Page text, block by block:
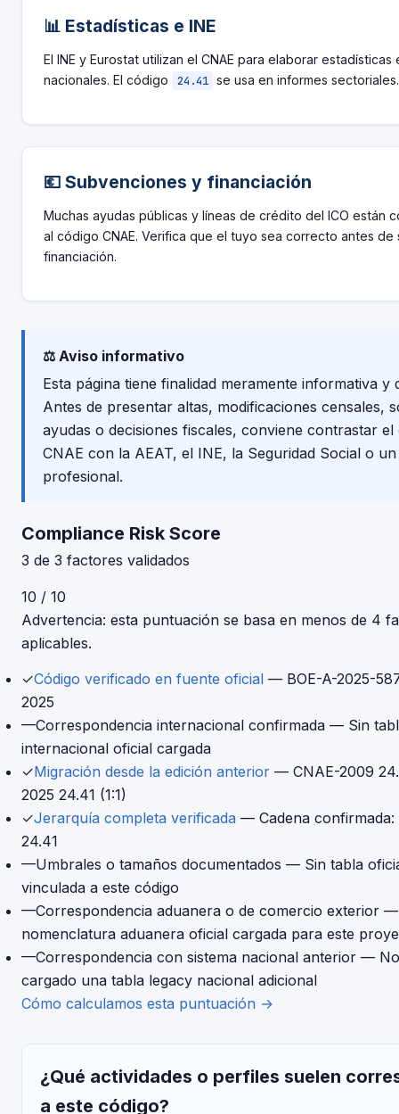
📊 Estadísticas e INE
El INE y Eurostat utilizan el CNAE para elaborar estadísticas
nacionales. El código
24.41 se usa en informes sectoriales.
💶 Subvenciones y financiación
Muchas ayudas públicas y líneas de crédito del ICO están
al código CNAE. Verifica que el tuyo sea correcto antes de
financiación.
⚖️ Aviso informativo
Esta página tiene finalidad meramente informativa y
Antes de presentar altas, modificaciones censales,
ayudas o decisiones fiscales, conviene contrastar el
CNAE con la AEAT, el INE, la Seguridad Social o
profesional.
Compliance Risk Score
3 de 3 factores validados
10 / 10
Advertencia: esta puntuación se basa en menos de 4
aplicables.
✓Código verificado en fuente oficial — BOE-A-2025-
2025
—Correspondencia internacional confirmada — Sin
internacional oficial cargada
✓Migración desde la edición anterior — CNAE-2009
2025 24.41 (1:1)
✓Jerarquía completa verificada — Cadena
24.41
—Umbrales o tamaños documentados — Sin tabla
vinculada a este código
—Correspondencia aduanera o de comercio exterior —
nomenclatura aduanera oficial cargada para este
—Correspondencia con sistema nacional anterior —
cargado una tabla legacy nacional adicional
Cómo calculamos esta puntuación →
¿Qué actividades o perfiles suelen
a este código?